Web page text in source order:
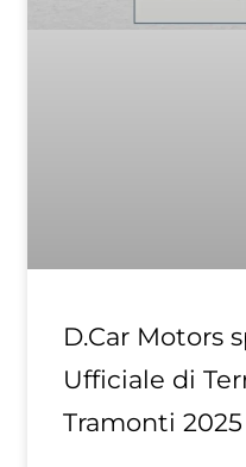
D.Car Motors
Ufficiale di
Tramonti 2025